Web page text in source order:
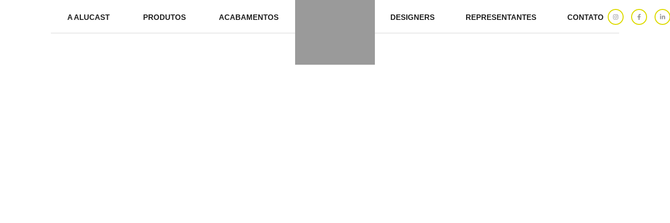
A ALUCAST PRODUTOS ACABAMENTOS DESIGNERS REPRESENTANTES CONTATO